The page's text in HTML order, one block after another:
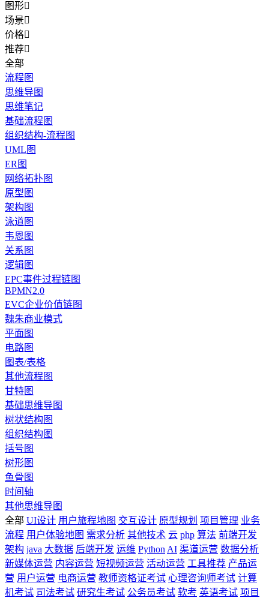
图形
场景
价格
推荐
全部
流程图
思维导图
思维笔记
基础流程图
组织结构-流程图
UML图
ER图
网络拓扑图
原型图
架构图
泳道图
韦恩图
关系图
逻辑图
EPC事件过程链图
BPMN2.0
EVC企业价值链图
魏朱商业模式
平面图
电路图
图表/表格
其他流程图
甘特图
基础思维导图
树状结构图
组织结构图
括号图
树形图
鱼骨图
时间轴
其他思维导图
全部 UI设计 用户旅程地图 交互设计 原型规划 项目管理 业务
流程 用户体验地图 需求分析 其他技术 云 php 算法 前端开发
架构 java 大数据 后端开发 运维 Python AI 渠道运营 数据分析
新媒体运营 内容运营 短视频运营 活动运营 工具推荐 产品运
营 用户运营 电商运营 教师资格证考试 心理咨询师考试 计算
机考试 司法考试 研究生考试 公务员考试 软考 英语考试 项目